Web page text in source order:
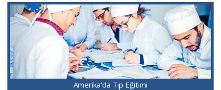
Amerika'da Tıp Eğitimi